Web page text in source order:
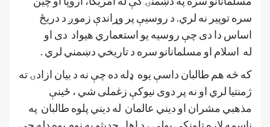
سره توپیر نه لري. د روسیې پر وړاندې زموږ د دریځ
اساس دا دی چې روسیه یو استعماري هیواد دی او
له اسلام او مسلمانانو سره د تاریخي دښمني لري .
که څه هم طالبان داسې يوه ډله ده چې نه د بيان ازادۍ ته
ژمنتيا لري او نه پر دوی نيوکې زغملی شي ، ځينې
مذهبي مشران او دیني عالمان له دیني پلوه طالبان په